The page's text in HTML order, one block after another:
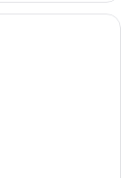
zwei weißen Stühlen